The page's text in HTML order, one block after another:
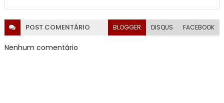
POST COMENTÁRIO BLOGGER DISQUS FACEBOOK
Nenhum comentário